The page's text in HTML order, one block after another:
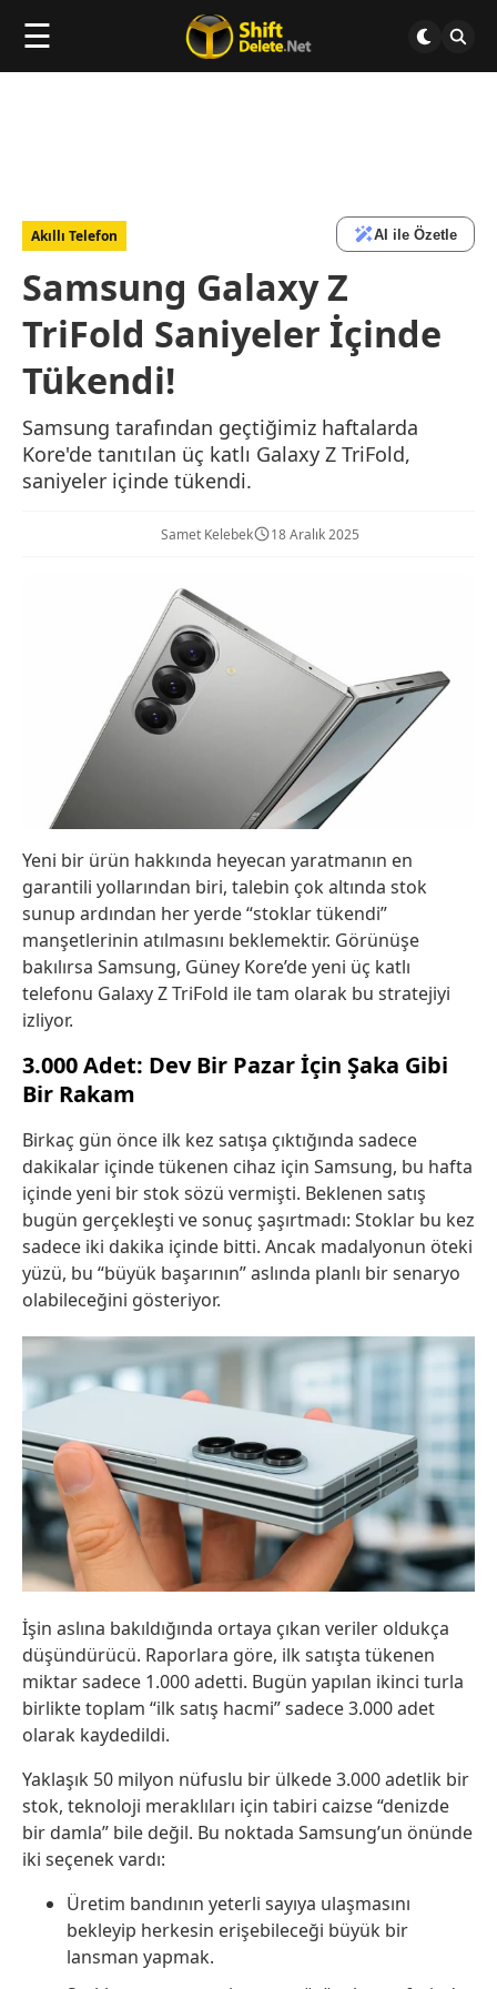
☰
Akıllı Telefon AI ile Özetle
Samsung Galaxy Z
TriFold Saniyeler İçinde
Tükendi!
Samsung tarafından geçtiğimiz haftalarda
Kore'de tanıtılan üç katlı Galaxy Z TriFold,
saniyeler içinde tükendi.
Samet Kelebek 18 Aralık 2025
Yeni bir ürün hakkında heyecan yaratmanın en
garantili yollarından biri, talebin çok altında stok
sunup ardından her yerde “stoklar tükendi”
manşetlerinin atılmasını beklemektir. Görünüşe
bakılırsa Samsung, Güney Kore’de yeni üç katlı
telefonu Galaxy Z TriFold ile tam olarak bu stratejiyi
izliyor.
3.000 Adet: Dev Bir Pazar İçin Şaka Gibi
Bir Rakam
Birkaç gün önce ilk kez satışa çıktığında sadece
dakikalar içinde tükenen cihaz için Samsung, bu hafta
içinde yeni bir stok sözü vermişti. Beklenen satış
bugün gerçekleşti ve sonuç şaşırtmadı: Stoklar bu kez
sadece iki dakika içinde bitti. Ancak madalyonun öteki
yüzü, bu “büyük başarının” aslında planlı bir senaryo
olabileceğini gösteriyor.
İşin aslına bakıldığında ortaya çıkan veriler oldukça
düşündürücü. Raporlara göre, ilk satışta tükenen
miktar sadece 1.000 adetti. Bugün yapılan ikinci turla
birlikte toplam “ilk satış hacmi” sadece 3.000 adet
olarak kaydedildi.
Yaklaşık 50 milyon nüfuslu bir ülkede 3.000 adetlik bir
stok, teknoloji meraklıları için tabiri caizse “denizde
bir damla” bile değil. Bu noktada Samsung’un önünde
iki seçenek vardı:
Üretim bandının yeterli sayıya ulaşmasını
bekleyip herkesin erişebileceği büyük bir
lansman yapmak.